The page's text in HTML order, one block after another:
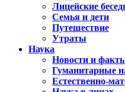
Лицейские
Семья и дети
Путешествие
Утраты
Наука
Новости и
Гуманитарные
Естественно-